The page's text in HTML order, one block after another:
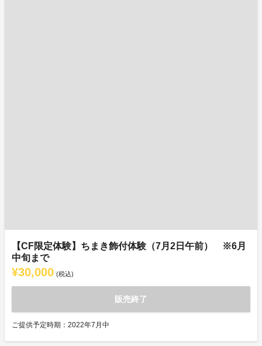
【CF限定体験】ちまき飾付体験（7月2日午前） ※6月
中旬まで
¥30,000 (税込)
販売終了
ご提供予定時期：2022年7月中